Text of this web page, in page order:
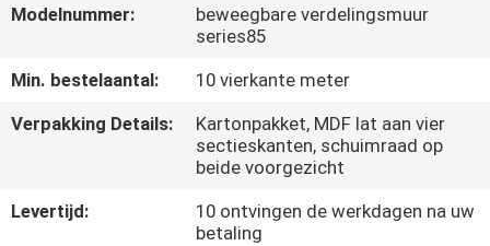
KWALITEITSCONTROLE
CONTACTEER
NIEUWS
Modelnummer:
beweegbare verdelingsmuur
series85
Min. bestelaantal:
10 vierkante meter
Verpakking Details:
Kartonpakket, MDF lat aan vier
sectieskanten, schuimraad op
beide voorgezicht
Levertijd:
10 ontvingen de werkdagen na uw
betaling